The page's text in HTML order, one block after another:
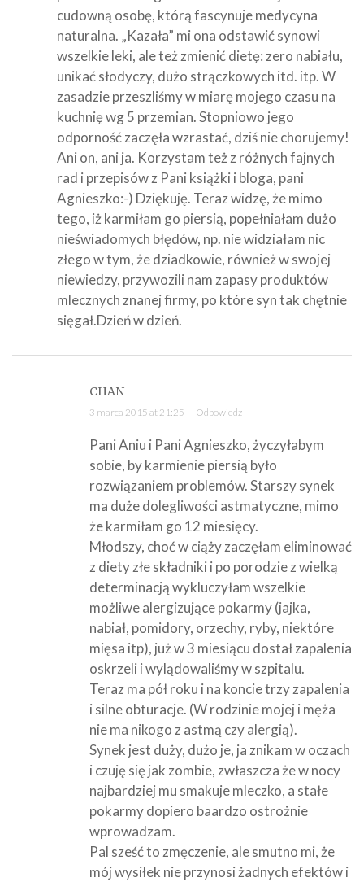
cudowną osobę, którą fascynuje medycyna
naturalna. „Kazała” mi ona odstawić synowi
wszelkie leki, ale też zmienić dietę: zero nabiału,
unikać słodyczy, dużo strączkowych itd. itp. W
zasadzie przeszliśmy w miarę mojego czasu na
kuchnię wg 5 przemian. Stopniowo jego
odporność zaczęła wzrastać, dziś nie chorujemy!
Ani on, ani ja. Korzystam też z różnych fajnych
rad i przepisów z Pani książki i bloga, pani
Agnieszko:-) Dziękuję. Teraz widzę, że mimo
tego, iż karmiłam go piersią, popełniałam dużo
nieświadomych błędów, np. nie widziałam nic
złego w tym, że dziadkowie, również w swojej
niewiedzy, przywozili nam zapasy produktów
mlecznych znanej firmy, po które syn tak chętnie
sięgał.Dzień w dzień.
CHAN
3 marca 2015 at 21:25 — Odpowiedz
Pani Aniu i Pani Agnieszko, życzyłabym
sobie, by karmienie piersią było
rozwiązaniem problemów. Starszy synek
ma duże dolegliwości astmatyczne, mimo
że karmiłam go 12 miesięcy.
Młodszy, choć w ciąży zaczęłam eliminować
z diety złe składniki i po porodzie z wielką
determinacją wykluczyłam wszelkie
możliwe alergizujące pokarmy (jajka,
nabiał, pomidory, orzechy, ryby, niektóre
mięsa itp), już w 3 miesiącu dostał zapalenia
oskrzeli i wylądowaliśmy w szpitalu.
Teraz ma pół roku i na koncie trzy zapalenia
i silne obturacje. (W rodzinie mojej i męża
nie ma nikogo z astmą czy alergią).
Synek jest duży, dużo je, ja znikam w oczach
i czuję się jak zombie, zwłaszcza że w nocy
najbardziej mu smakuje mleczko, a stałe
pokarmy dopiero baardzo ostrożnie
wprowadzam.
Pal sześć to zmęczenie, ale smutno mi, że
mój wysiłek nie przynosi żadnych efektów i